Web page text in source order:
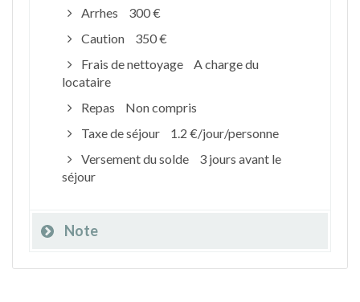
Arrhes
300 €
Caution
350 €
Frais de nettoyage
A charge du
locataire
Repas
Non compris
Taxe de séjour
1.2 €/jour/personne
Versement du solde
3 jours avant le
séjour
Note